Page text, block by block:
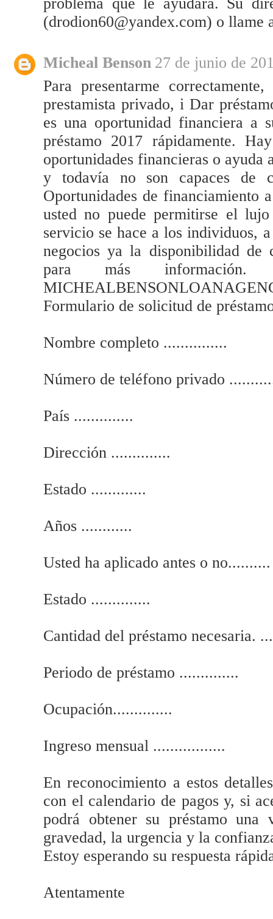
(drodion60@yandex.com) o llame
Micheal Benson 27 de junio de
Para presentarme
prestamista privado, i Dar
es una oportunidad financiera a
préstamo 2017 rápidamente.
oportunidades financieras o ayuda
y todavía no son capaces de
Oportunidades de financiamiento
usted no puede permitirse el
servicio se hace a los individuos,
negocios ya la disponibilidad de
para más información.
Formulario de solicitud de
Nombre completo ...............
Número de teléfono privado
País ..............
Dirección ..............
Estado .............
Años ............
Usted ha aplicado antes o no..........
Estado ..............
Cantidad del préstamo necesaria.
Periodo de préstamo ..............
Ocupación..............
Ingreso mensual .................
En reconocimiento a estos
con el calendario de pagos y, si
podrá obtener su préstamo
gravedad, la urgencia y la
Estoy esperando su respuesta
Atentamente